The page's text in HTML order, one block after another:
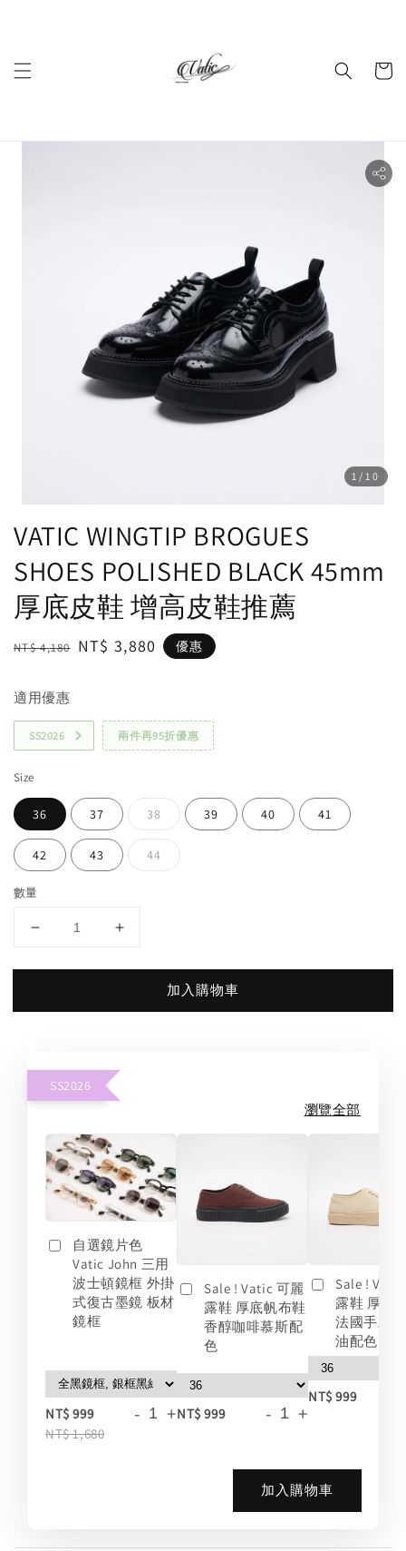
1 /10
VATIC WINGTIP BROGUES
SHOES POLISHED BLACK 45mm
厚底皮鞋 增高皮鞋推薦
Regular
NT$ 4,180 Sale
NT$ 3,880 優惠
適用優惠
SS2026 兩件再95折優惠
Size
36 37 38 39 40 41
42 43 44
數量
加入購物車
SS2026
瀏覽全部
自選鏡片色
Vatic John 三用
波士頓鏡框 外掛
式復古墨鏡 板材
鏡框
NT$ 999
NT$ 1,680
- +
Sale ! Vatic 可麗
露鞋 厚底帆布鞋
香醇咖啡慕斯配
色
NT$ 999 - +
Sale !
露鞋 厚底
法國手工
油配色
NT$ 999
加入購物車